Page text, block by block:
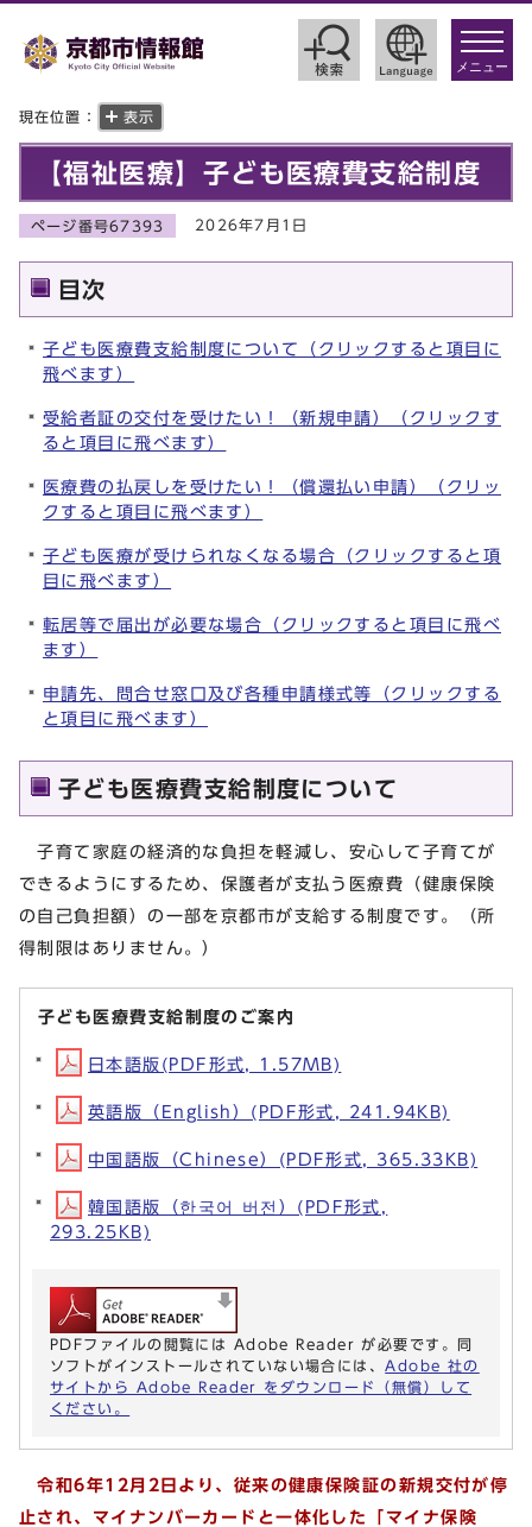
toggle
メニュー
現在位置： 表示
【福祉医療】子ども医療費支給制度
ページ番号67393 2026年7月1日
目次
子ども医療費支給制度について（クリックすると項目に
飛べます）
受給者証の交付を受けたい！（新規申請）（クリックす
ると項目に飛べます）
医療費の払戻しを受けたい！（償還払い申請）（クリッ
クすると項目に飛べます）
子ども医療が受けられなくなる場合（クリックすると項
目に飛べます）
転居等で届出が必要な場合（クリックすると項目に飛べ
ます）
申請先、問合せ窓口及び各種申請様式等（クリックする
と項目に飛べます）
子ども医療費支給制度について
子育て家庭の経済的な負担を軽減し、安心して子育てが
できるようにするため、保護者が支払う医療費（健康保険
の自己負担額）の一部を京都市が支給する制度です。（所
得制限はありません。）
子ども医療費支給制度のご案内
日本語版(PDF形式, 1.57MB)
英語版（English）(PDF形式, 241.94KB)
中国語版（Chinese）(PDF形式, 365.33KB)
韓国語版（한국어 버전）(PDF形式,
293.25KB)
PDFファイルの閲覧には Adobe Reader が必要です。同
ソフトがインストールされていない場合には、 Adobe 社の
サイトから Adobe Reader をダウンロード（無償）して
ください。
令和6年12月2日より、従来の健康保険証の新規交付が停
止され、マイナンバーカードと一体化した「マイナ保険